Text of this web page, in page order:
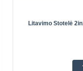
Litavimo Stotelė